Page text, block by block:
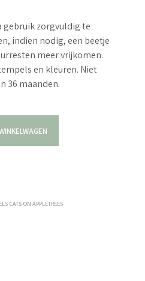
gebruik zorgvuldig te
indien nodig, een beetje
meer vrijkomen.
en kleuren. Niet
36 maanden.
CATS ON APPLETREES